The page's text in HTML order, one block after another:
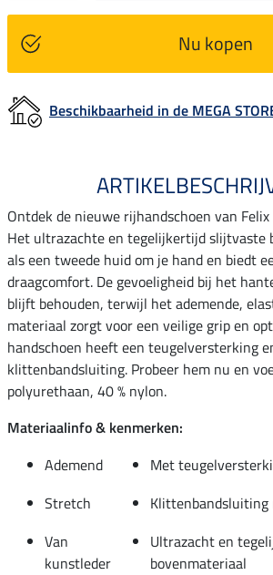
Nu kopen
Beschikbaarheid in de MEGA
Ontdek de nieuwe rijhandschoen van
Het ultrazachte en tegelijkertijd slijtvaste
als een tweede huid om je hand en biedt
draagcomfort. De gevoeligheid bij het
blijft behouden, terwijl het ademende,
materiaal zorgt voor een veilige grip en
handschoen heeft een teugelversterking
klittenbandsluiting. Probeer hem nu en
polyurethaan, 40 % nylon.
Materiaalinfo & kenmerken:
Ademend
Met
Stretch
Van
kunstleder
Ultrazacht en
bovenmateriaal